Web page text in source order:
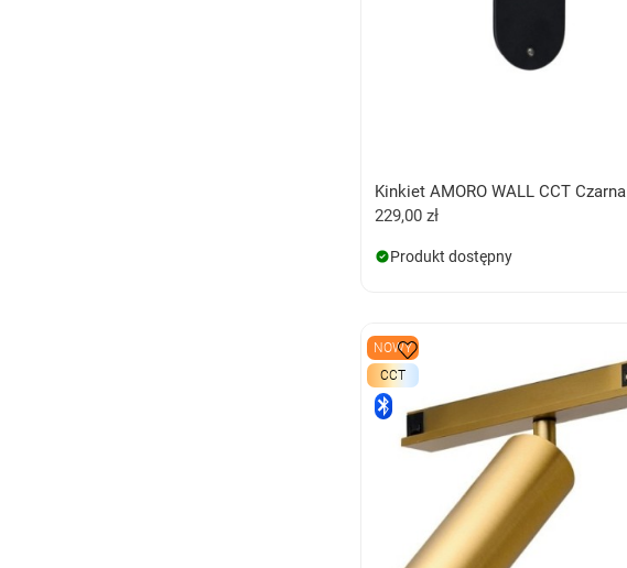
Kinkiet AMORO WALL CCT Czarna
229,00 zł
Produkt dostępny
NOWY
CCT